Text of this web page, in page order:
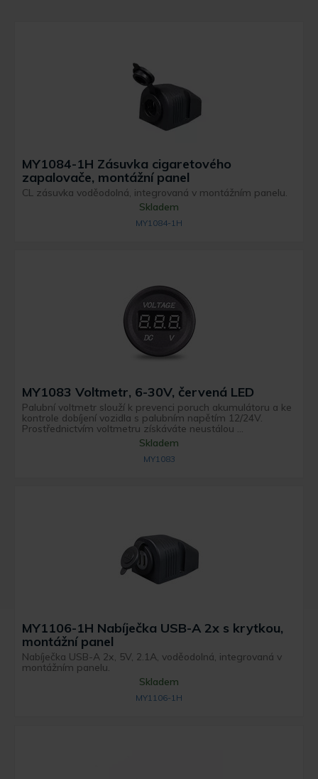
MY1084-1H Zásuvka cigaretového
zapalovače, montážní panel
CL zásuvka voděodolná, integrovaná v montážním panelu.
Skladem
MY1084-1H
MY1083 Voltmetr, 6-30V, červená LED
Palubní voltmetr slouží k prevenci poruch akumulátoru a ke
kontrole dobíjení vozidla s palubním napětím 12/24V.
Prostřednictvím voltmetru získáváte neustálou ...
Skladem
MY1083
MY1106-1H Nabíječka USB-A 2x s krytkou,
montážní panel
Nabíječka USB-A 2x, 5V, 2.1A, voděodolná, integrovaná v
montážním panelu.
Skladem
MY1106-1H